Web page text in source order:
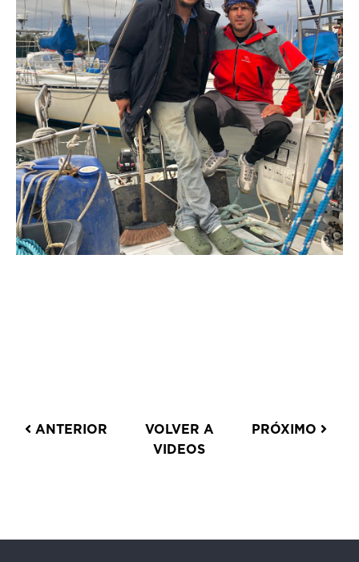
ANTERIOR
VOLVER A
VIDEOS
PRÓXIMO